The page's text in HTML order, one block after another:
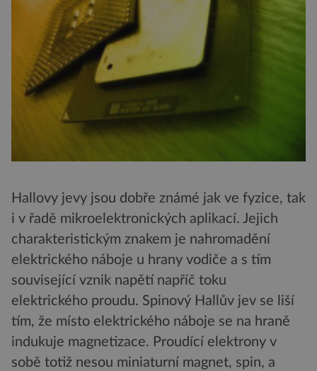
Hallovy jevy jsou dobře známé jak ve fyzice, tak
i v řadě mikroelektronických aplikací. Jejich
charakteristickým znakem je nahromadění
elektrického náboje u hrany vodiče a s tím
související vznik napětí napříč toku
elektrického proudu. Spinový Hallův jev se liší
tím, že místo elektrického náboje se na hraně
indukuje magnetizace. Proudící elektrony v
sobě totiž nesou miniaturní magnet, spin, a